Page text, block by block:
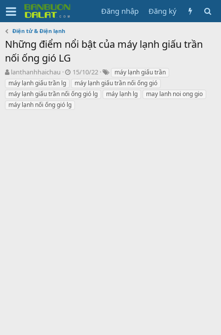
Đăng nhập Đăng ký
Điện tử & Điện lạnh
Những điểm nổi bật của máy lạnh giấu trần
nối ống gió LG
N
g
ư
ờ
i
lanthanhhaichau
N
g
à
y
g
15/10/22
T
ừ
k
h
máy lạnh giấu trần
máy lạnh giấu trần lg
máy lạnh giấu trần nối ống gió
máy lạnh giấu trần nối ống gió lg
máy lạnh lg
may lanh noi ong gio
máy lạnh nối ống gió lg